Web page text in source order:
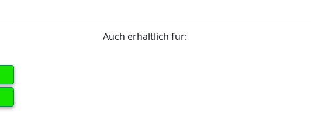
Auch erhältlich für: